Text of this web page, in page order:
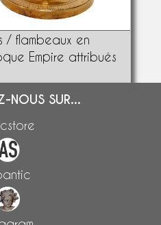
/ flambeaux en
Empire attribués
NOUS SUR...